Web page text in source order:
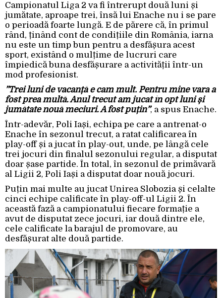
Campionatul Liga 2 va fi întrerupt două luni și
jumătate, aproape trei, însă lui Enache nu i se pare
o perioadă foarte lungă. E de părere că, în primul
rând, ținând cont de condițiile din România, iarna
nu este un timp bun pentru a desfășura acest
sport, existând o mulțime de lucruri care
împiedică buna desfășurare a activității într-un
mod profesionist.
”Trei luni de vacanță e cam mult. Pentru mine vara a
fost prea multă. Anul trecut am jucat în opt luni și
jumătate nouă meciuri. A fost puțin”, a spus Enache.
Într-adevăr, Poli Iași, echipa pe care a antrenat-o
Enache în sezonul trecut, a ratat calificarea în
play-off și a jucat în play-out, unde, pe lângă cele
trei jocuri din finalul sezonului regular, a disputat
doar șase partide. În total, în sezonul de primăvară
al Ligii 2, Poli Iași a disputat doar nouă jocuri.
Puțin mai multe au jucat Unirea Slobozia și celalte
cinci echipe calificate în play-off-ul Ligii 2. În
această fază a campionatului fiecare formație a
avut de disputat zece jocuri, iar două dintre ele,
cele calificate la barajul de promovare, au
desfășurat alte două partide.